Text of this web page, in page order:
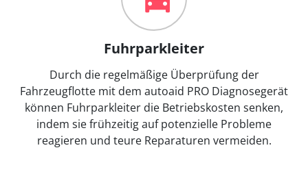
Fuhrparkleiter
Durch die regelmäßige Überprüfung der
Fahrzeugflotte mit dem autoaid PRO Diagnosegerät
können Fuhrparkleiter die Betriebskosten senken,
indem sie frühzeitig auf potenzielle Probleme
reagieren und teure Reparaturen vermeiden.